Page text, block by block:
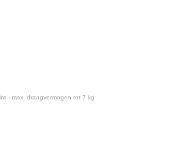
- max. draagvermogen tot 7 kg